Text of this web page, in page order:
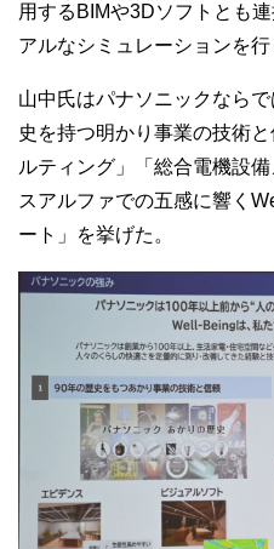
用する BIMや3Dソフトとも
アルなシミュレーションを
山中氏はパナソニックならで
史を持つ明かり事業の技術と
ルティング」「総合電機設
スアルファでの五感に響く
ート」を挙げた。